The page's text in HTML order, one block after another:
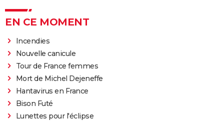
EN CE MOMENT
Incendies
Nouvelle canicule
Tour de France femmes
Mort de Michel Dejeneffe
Hantavirus en France
Bison Futé
Lunettes pour l'éclipse